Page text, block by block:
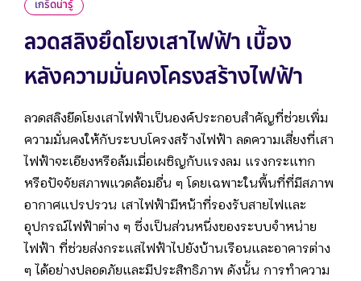
เกร็ดน่ารู้
ลวดสลิงยึดโยงเสาไฟฟ้า เบื้อง
หลังความมั่นคงโครงสร้างไฟฟ้า
ลวดสลิงยึดโยงเสาไฟฟ้าเป็นองค์ประกอบสำคัญที่ช่วยเพิ่ม
ความมั่นคงให้กับระบบโครงสร้างไฟฟ้า ลดความเสี่ยงที่เสา
ไฟฟ้าจะเอียงหรือล้มเมื่อเผชิญกับแรงลม แรงกระแทก
หรือปัจจัยสภาพแวดล้อมอื่น ๆ โดยเฉพาะในพื้นที่ที่มีสภาพ
อากาศแปรปรวน เสาไฟฟ้ามีหน้าที่รองรับสายไฟและ
อุปกรณ์ไฟฟ้าต่าง ๆ ซึ่งเป็นส่วนหนึ่งของระบบจำหน่าย
ไฟฟ้า ที่ช่วยส่งกระแสไฟฟ้าไปยังบ้านเรือนและอาคารต่าง
ๆ ได้อย่างปลอดภัยและมีประสิทธิภาพ ดังนั้น การทำความ